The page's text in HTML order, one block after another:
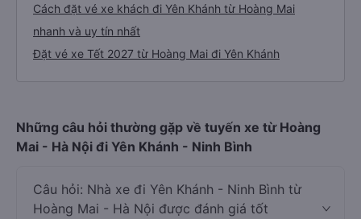
Cách đặt vé xe khách đi Yên Khánh từ Hoàng Mai
nhanh và uy tín nhất
Đặt vé xe Tết 2027 từ Hoàng Mai đi Yên Khánh
Những câu hỏi thường gặp về tuyến xe từ Hoàng
Mai - Hà Nội đi Yên Khánh - Ninh Bình
Câu hỏi: Nhà xe đi Yên Khánh - Ninh Bình từ
Hoàng Mai - Hà Nội được đánh giá tốt